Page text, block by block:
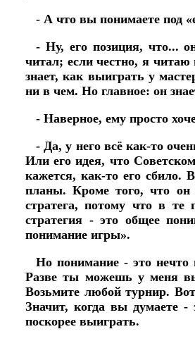
- А что вы понимаете под
- Ну, его позиция, что...
читал; если честно, я читаю
знает, как выиграть у
ни в чем. Но главное: он
- Наверное, ему просто
- Да, у него всё как-то
Или его идея, что
кажется, как-то его сбило.
планы. Кроме того, что он
стратега, потому что в
стратегия - это общее
понимание игры».
Но понимание - это нечто
Разве ты можешь у меня
Возьмите любой турнир.
Значит, когда вы думаете
поскорее выиграть.